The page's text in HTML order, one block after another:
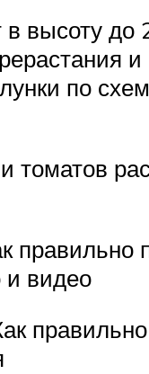
в высоту
по
и видео